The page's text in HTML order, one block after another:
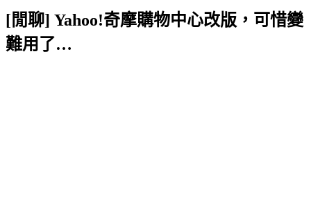
[閒聊] Yahoo!奇摩購物中心改版，可惜變
難用了…